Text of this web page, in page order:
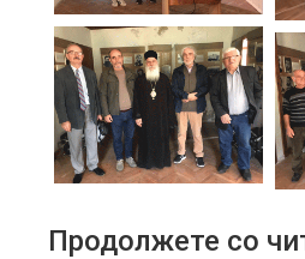
Продолжете со